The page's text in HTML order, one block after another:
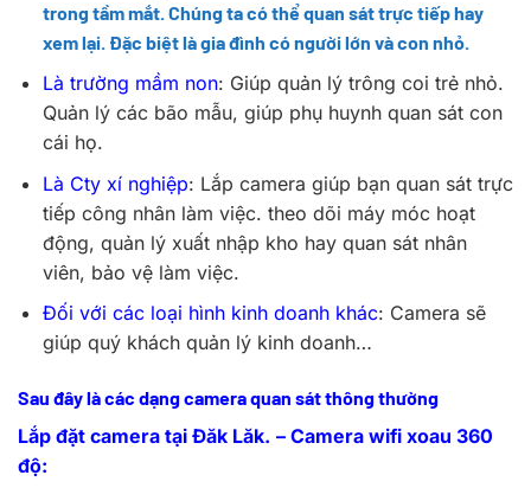
trong tầm mắt. Chúng ta có thể quan sát trực tiếp hay
xem lại. Đặc biệt là gia đình có người lớn và con nhỏ.
Là trường mầm non: Giúp quản lý trông coi trẻ nhỏ.
Quản lý các bão mẫu, giúp phụ huynh quan sát con
cái họ.
Là Cty xí nghiệp: Lắp camera giúp bạn quan sát trực
tiếp công nhân làm việc. theo dõi máy móc hoạt
động, quản lý xuất nhập kho hay quan sát nhân
viên, bảo vệ làm việc.
Đối với các loại hình kinh doanh khác: Camera sẽ
giúp quý khách quản lý kinh doanh…
Sau đây là các dạng camera quan sát thông thường
Lắp đặt camera tại Đăk Lăk. – Camera wifi xoau 360
độ: